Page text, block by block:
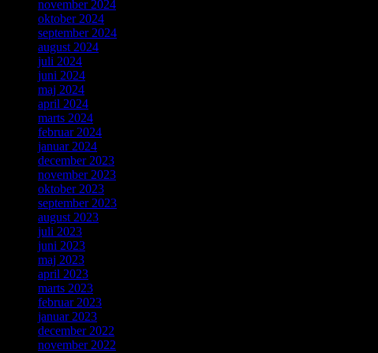
november 2024
oktober 2024
september 2024
august 2024
juli 2024
juni 2024
maj 2024
april 2024
marts 2024
februar 2024
januar 2024
december 2023
november 2023
oktober 2023
september 2023
august 2023
juli 2023
juni 2023
maj 2023
april 2023
marts 2023
februar 2023
januar 2023
december 2022
november 2022